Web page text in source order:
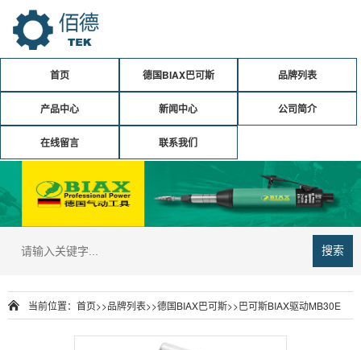
首页 德国BIAX巴可斯 品牌列表
产品中心 新闻中心 公司简介
在线留言 联系我们
搜索
当前位置： 首页>>品牌列表>>德国BIAX巴可斯>>巴可斯BIAX驱动MB30E